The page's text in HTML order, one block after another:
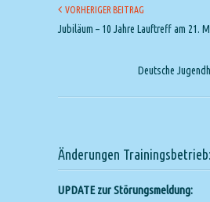
VORHERIGER BEITRAG
Jubiläum – 10 Jahre Lauftreff am 21.
Deutsche
Änderungen
UPDATE zur Störungsmeldung: